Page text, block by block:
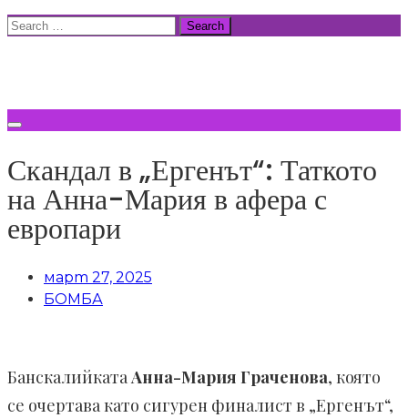
Skip
Search
Скандал в „Ергенът“: Таткото
на Анна-Мария в афера с
европари
март 27, 2025
БОМБА
БанскалийкатаАнна-Мария Граченова, която
се очертава като сигурен финалист в „Ергенът“,